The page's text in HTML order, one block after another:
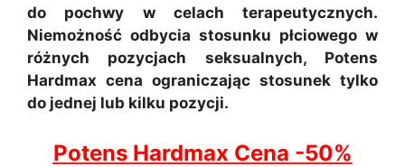
do pochwy w celach terapeutycznych.
Niemożność odbycia stosunku płciowego w
różnych pozycjach seksualnych, Potens
Hardmax cena ograniczając stosunek tylko
do jednej lub kilku pozycji.
Potens Hardmax Cena -50%